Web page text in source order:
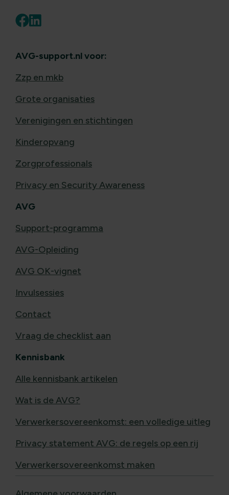
AVG-support.nl voor:
Zzp en mkb
Grote organisaties
Verenigingen en stichtingen
Kinderopvang
Zorgprofessionals
Privacy en Security Awareness
AVG
Support-programma
AVG-Opleiding
AVG OK-vignet
Invulsessies
Contact
Vraag de checklist aan
Kennisbank
Alle kennisbank artikelen
Wat is de AVG?
Verwerkersovereenkomst: een volledige uitleg
Privacy statement AVG: de regels op een rij
Verwerkersovereenkomst maken